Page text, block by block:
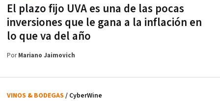
El plazo fijo UVA es una de las pocas
inversiones que le gana a la inflación en
lo que va del año
PorMariano Jaimovich
VINOS & BODEGAS / CyberWine